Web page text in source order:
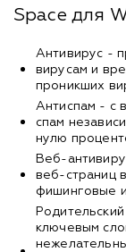
Space для
Антивирус -
вирусам и
проникших
Антиспам - с
спам
нулю
Веб-
веб-страниц
фишинговые
ключевым